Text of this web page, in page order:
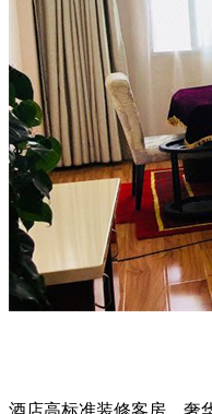
酒店高标准装修客房，奢